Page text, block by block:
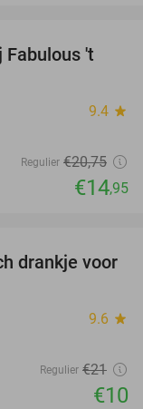
28%
Fabulous 't
9.4 star
Regulier €20,75
€14,95
52%
drankje voor
9.6 star
Regulier €21
€10